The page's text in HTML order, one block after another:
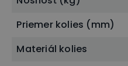
Priemer kolies (mm)
Materiál kolies